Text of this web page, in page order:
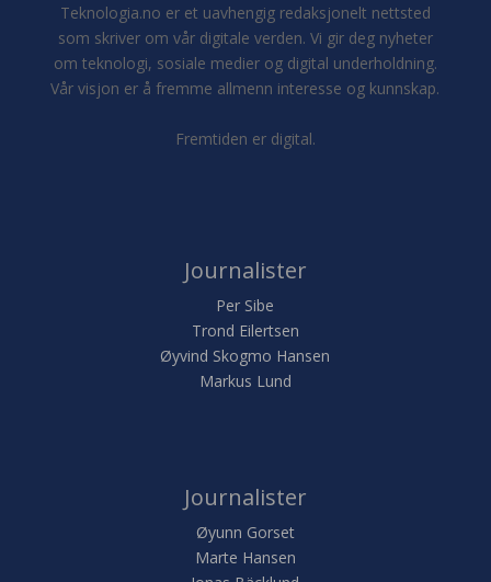
Teknologia.no er et uavhengig redaksjonelt nettsted
som skriver om vår digitale verden. Vi gir deg nyheter
om teknologi, sosiale medier og digital underholdning.
Vår visjon er å fremme allmenn interesse og kunnskap.
Fremtiden er digital.
Journalister
Per Sibe
Trond Eilertsen
Øyvind Skogmo Hansen
Markus Lund
Journalister
Øyunn Gorset
Marte Hansen